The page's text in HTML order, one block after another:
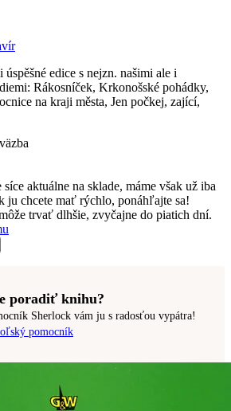
edice s nejzn. našimi ale i
Rákosníček, Krkonošské pohádky,
na kraji města, Jen počkej, zající,
aktuálne na sklade, máme však už iba
ju chcete mať rýchlo, ponáhľajte sa!
trvať dlhšie, zvyčajne do piatich dní.
poradiť knihu?
Sherlock vám ju s radosťou vypátra!
pomocník